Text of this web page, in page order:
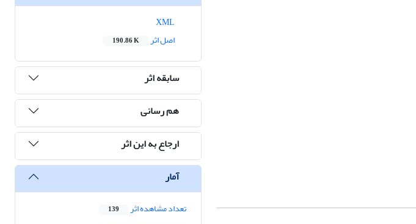
اصل اثر
190.86 K
سابقه اثر
هم رسانی
ارجاع به این اثر
آمار
تعداد مشاهده اثر 139